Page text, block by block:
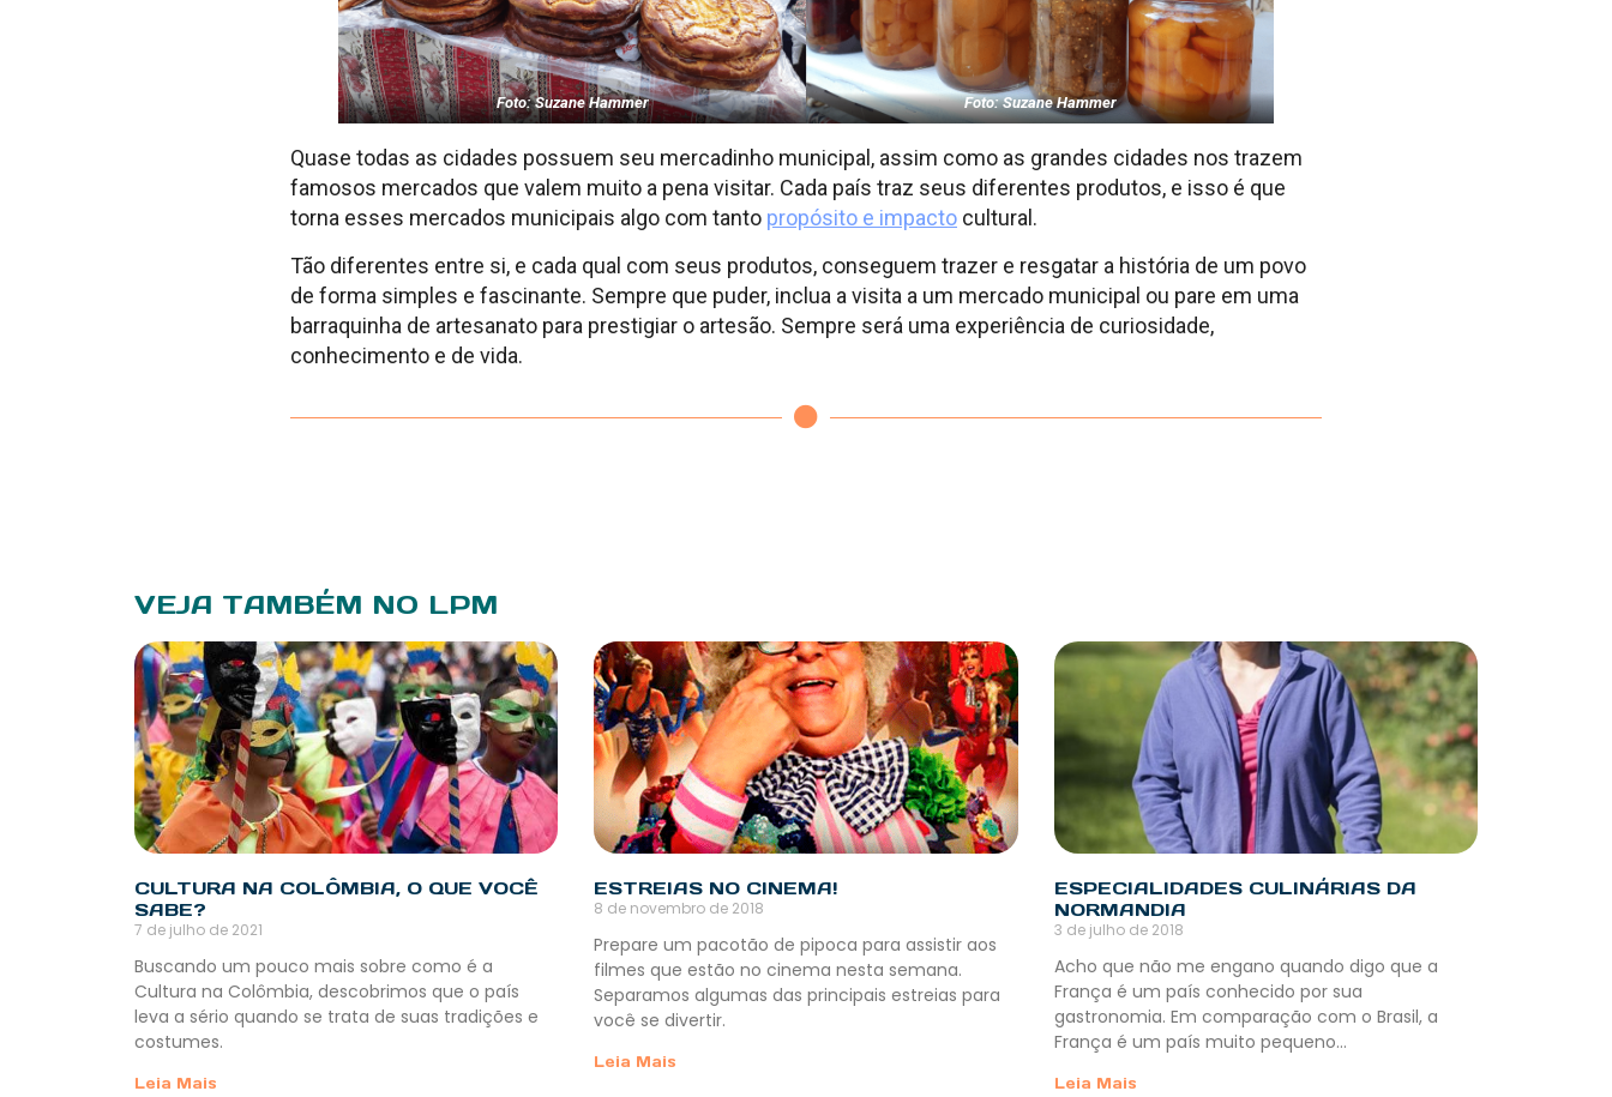
Foto: Suzane Hammer Foto: Suzane Hammer
Quase todas as cidades possuem seu mercadinho municipal, assim como as grandes cidades nos trazem
famosos mercados que valem muito a pena visitar. Cada país traz seus diferentes produtos, e isso é que
torna esses mercados municipais algo com tanto propósito e impacto cultural.
Tão diferentes entre si, e cada qual com seus produtos, conseguem trazer e resgatar a história de um povo
de forma simples e fascinante. Sempre que puder, inclua a visita a um mercado municipal ou pare em uma
barraquinha de artesanato para prestigiar o artesão. Sempre será uma experiência de curiosidade,
conhecimento e de vida.
VEJA TAMBÉM NO LPM
CULTURA NA COLÔMBIA, O QUE VOCÊ
SABE?
7 de julho de 2021
Buscando um pouco mais sobre como é a
Cultura na Colômbia, descobrimos que o país
leva a sério quando se trata de suas tradições e
costumes.
Leia Mais
ESTREIAS NO CINEMA!
8 de novembro de 2018
Prepare um pacotão de pipoca para assistir aos
filmes que estão no cinema nesta semana.
Separamos algumas das principais estreias para
você se divertir.
Leia Mais
ESPECIALIDADES CULINÁRIAS DA
NORMANDIA
3 de julho de 2018
Acho que não me engano quando digo que a
França é um país conhecido por sua
gastronomia. Em comparação com o Brasil, a
França é um país muito pequeno…
Leia Mais